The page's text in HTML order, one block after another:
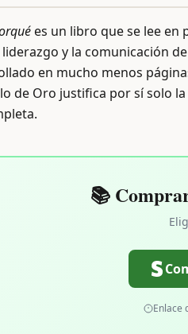
es un libro que se lee en
y la comunicación
en mucho menos
de Oro justifica por sí solo
📚
Enlace